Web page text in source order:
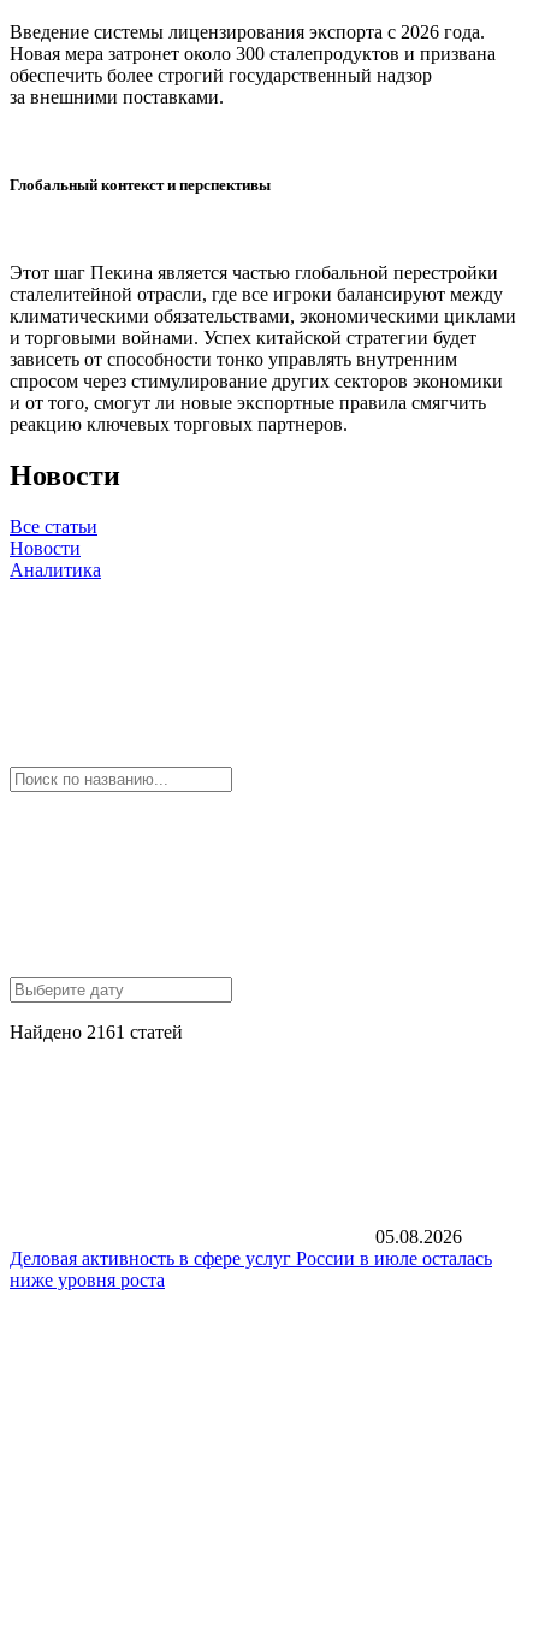
Введение системы лицензирования экспорта с 2026 года.
Новая мера затронет около 300 сталепродуктов и призвана
обеспечить более строгий государственный надзор
за внешними поставками.
Глобальный контекст и перспективы
Этот шаг Пекина является частью глобальной перестройки
сталелитейной отрасли, где все игроки балансируют между
климатическими обязательствами, экономическими циклами
и торговыми войнами. Успех китайской стратегии будет
зависеть от способности тонко управлять внутренним
спросом через стимулирование других секторов экономики
и от того, смогут ли новые экспортные правила смягчить
реакцию ключевых торговых партнеров.
Новости
Все статьи
Новости
Аналитика
Найдено 2161 статей
05.08.2026
Деловая активность в сфере услуг России в июле осталась
ниже уровня роста